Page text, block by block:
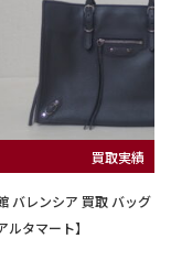
買取実績
バレンシア 買取 バッグ｜
ルタマート】